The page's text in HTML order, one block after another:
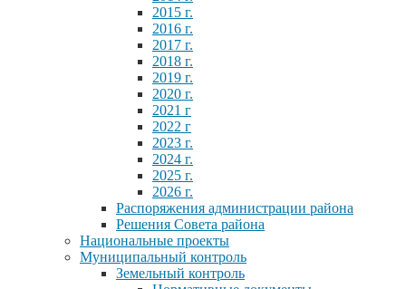
2015 г.
2016 г.
2017 г.
2018 г.
2019 г.
2020 г.
2021 г
2022 г
2023 г.
2024 г.
2025 г.
2026 г.
Распоряжения администрации района
Решения Совета района
Национальные проекты
Муниципальный контроль
Земельный контроль